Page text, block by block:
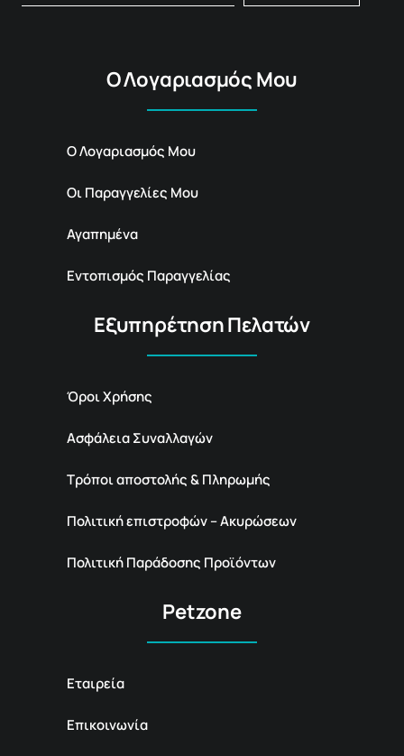
Ο Λογαριασμός Μου
Ο Λογαριασμός Μου
Οι Παραγγελίες Μου
Αγαπημένα
Εντοπισμός Παραγγελίας
Εξυπηρέτηση Πελατών
Όροι Χρήσης
Ασφάλεια Συναλλαγών
Τρόποι αποστολής & Πληρωμής
Πολιτική επιστροφών – Ακυρώσεων
Πολιτική Παράδοσης Προϊόντων
Petzone
Εταιρεία
Επικοινωνία